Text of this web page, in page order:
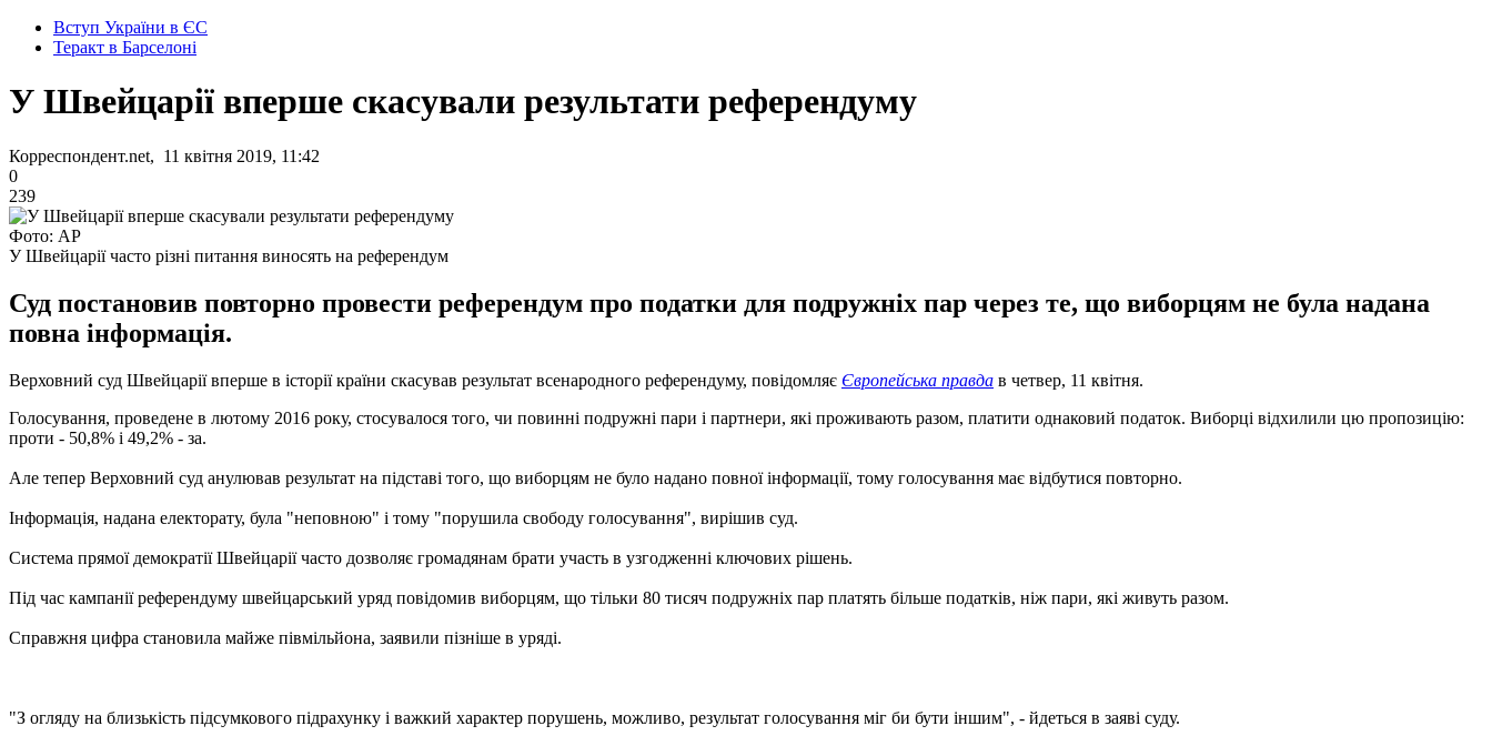
Вступ України в ЄС
Теракт в Барселоні
У Швейцарії вперше скасували результати референдуму
Корреспондент.net, 11 квітня 2019, 11:42
0
239
Фото: AP
У Швейцарії часто різні питання виносять на референдум
Суд постановив повторно провести референдум про податки для подружніх пар через те, що виборцям не була надана
повна інформація.
Верховний суд Швейцарії вперше в історії країни скасував результат всенародного референдуму, повідомляє Європейська правда в четвер, 11 квітня.
Голосування, проведене в лютому 2016 року, стосувалося того, чи повинні подружні пари і партнери, які проживають разом, платити однаковий податок. Виборці відхилили цю пропозицію:
проти - 50,8% і 49,2% - за.
Але тепер Верховний суд анулював результат на підставі того, що виборцям не було надано повної інформації, тому голосування має відбутися повторно.
Інформація, надана електорату, була "неповною" і тому "порушила свободу голосування", вирішив суд.
Система прямої демократії Швейцарії часто дозволяє громадянам брати участь в узгодженні ключових рішень.
Під час кампанії референдуму швейцарський уряд повідомив виборцям, що тільки 80 тисяч подружніх пар платять більше податків, ніж пари, які живуть разом.
Справжня цифра становила майже півмільйона, заявили пізніше в уряді.
"З огляду на близькість підсумкового підрахунку і важкий характер порушень, можливо, результат голосування міг би бути іншим", - йдеться в заяві суду.